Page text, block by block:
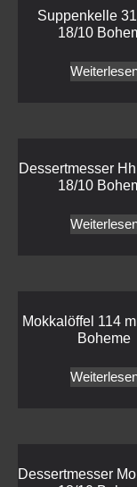
Suppenkelle
18/10
Dessertmesser
18/10
Mokkalöffel 114
Boheme
Dessertmesser